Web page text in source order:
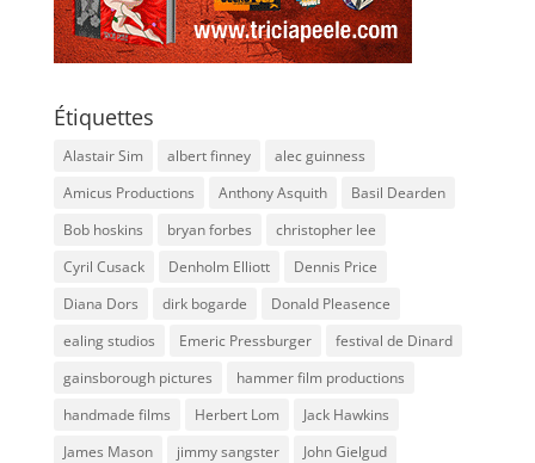
Étiquettes
Alastair Sim albert finney
alec guinness
Amicus Productions
Anthony Asquith
Basil Dearden
Bob hoskins
bryan forbes
christopher lee
Cyril Cusack
Denholm Elliott
Dennis Price
Diana Dors
dirk bogarde
Donald Pleasence
ealing studios
Emeric Pressburger
festival de Dinard
gainsborough pictures
hammer film productions
handmade films
Herbert Lom
Jack Hawkins
James Mason
jimmy sangster
John Gielgud